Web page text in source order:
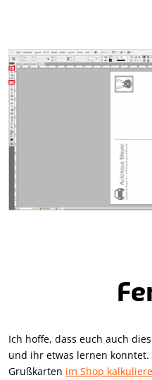
Ich hoffe, dass euch auch
und ihr etwas lernen
Grußkarten im Shop